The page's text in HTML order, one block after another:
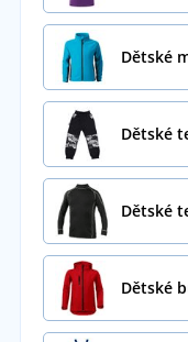
Dětské
Dětské
Dětské
Dětské